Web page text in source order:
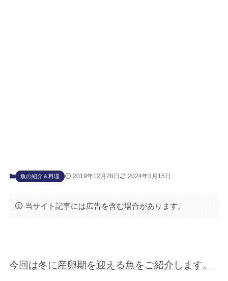
魚の紹介＆料理 2019年12月28日 2024年3月15日
当サイト記事には広告を含む場合があります。
今回は冬に産卵期を迎える魚をご紹介します。